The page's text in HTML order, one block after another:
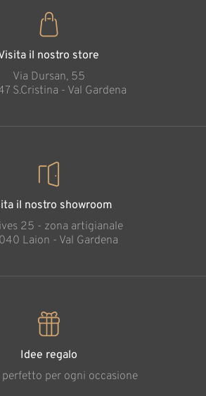
il nostro store
Via Dursan, 55
S.Cristina - Val Gardena
il nostro showroom
25 - zona artigianale
Laion - Val Gardena
Idee regalo
perfetto per ogni occasione